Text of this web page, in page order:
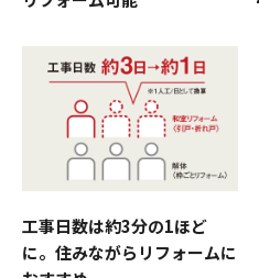
工事日数は約3分の1ほど
に。 住みながらリフォームに